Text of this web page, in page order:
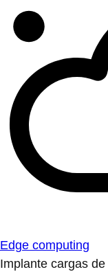
Edge computing
Implante cargas